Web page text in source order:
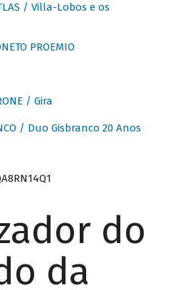
/ Villa-Lobos e os
PROEMIO
/ Gira
/ Duo Gisbranco 20 Anos
do
da